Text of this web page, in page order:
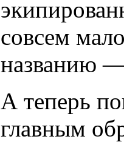
совсем
названию —
А теперь
главным